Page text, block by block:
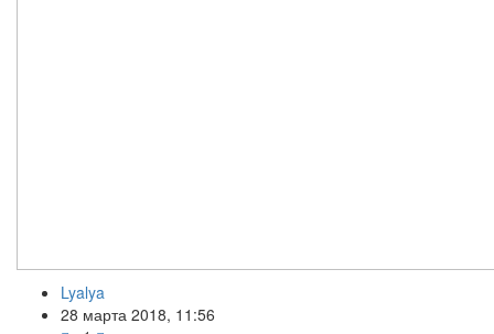
Lyalya
28 марта 2018, 11:56